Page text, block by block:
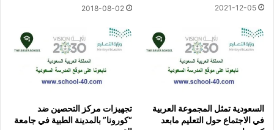
2021-12-05
2018-08-02
السعودية تمثل المجموعة العربية
في الاجتماع حول التعليم مابعد
تجهيزات مركز التحصين ضد
“كورونا” بالمدينة الطبية في جامعة